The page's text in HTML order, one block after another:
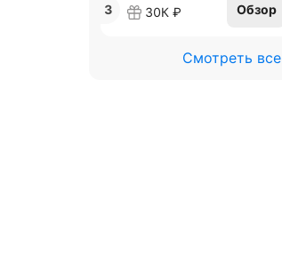
3 30К ₽ Обзор
Смотреть все